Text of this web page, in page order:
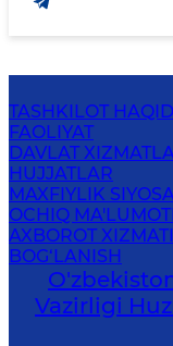
TASHKILOT
FAOLIYAT
DAVLAT
HUJJATLAR
MAXFIYLIK
OCHIQ
AXBOROT XIZMATI
BOG‘LANISH
Vazirligi